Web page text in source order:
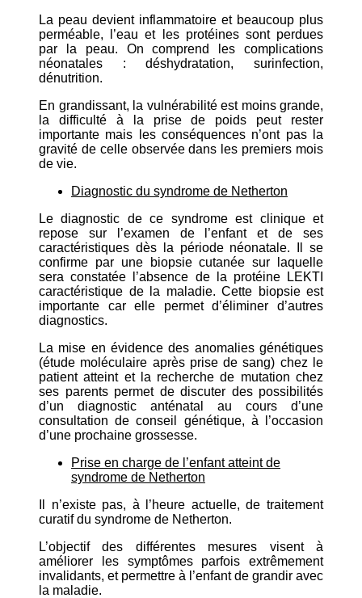
La peau devient inflammatoire et beaucoup plus
perméable, l’eau et les protéines sont perdues
par la peau. On comprend les complications
néonatales : déshydratation, surinfection,
dénutrition.
En grandissant, la vulnérabilité est moins grande,
la difficulté à la prise de poids peut rester
importante mais les conséquences n’ont pas la
gravité de celle observée dans les premiers mois
de vie.
Diagnostic du syndrome de Netherton
Le diagnostic de ce syndrome est clinique et
repose sur l’examen de l’enfant et de ses
caractéristiques dès la période néonatale. Il se
confirme par une biopsie cutanée sur laquelle
sera constatée l’absence de la protéine LEKTI
caractéristique de la maladie. Cette biopsie est
importante car elle permet d’éliminer d’autres
diagnostics.
La mise en évidence des anomalies génétiques
(étude moléculaire après prise de sang) chez le
patient atteint et la recherche de mutation chez
ses parents permet de discuter des possibilités
d’un diagnostic anténatal au cours d’une
consultation de conseil génétique, à l’occasion
d’une prochaine grossesse.
Prise en charge de l’enfant atteint de
syndrome de Netherton
Il n’existe pas, à l’heure actuelle, de traitement
curatif du syndrome de Netherton.
L’objectif des différentes mesures visent à
améliorer les symptômes parfois extrêmement
invalidants, et permettre à l’enfant de grandir avec
la maladie.